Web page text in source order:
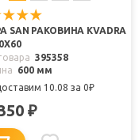
SAN РАКОВИНА KVADRA
395358
600 мм
10.08 за 0₽
₽